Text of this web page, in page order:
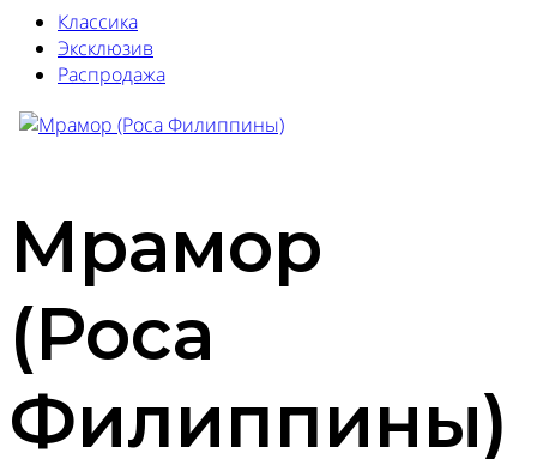
Классика
Эксклюзив
Распродажа
Мрамор
(Роса
Филиппины)